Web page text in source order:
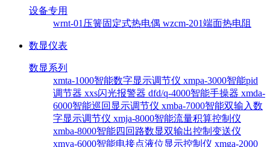
设备专用
wrnt-01压簧固定式热电偶 wzcm-201端面热电阻
数显仪表
数显系列
xmta-1000智能数字显示调节仪 xmpa-3000智能pid
调节器 xxs闪光报警器 dfd/q-4000智能手操器 xmda-
6000智能巡回显示调节仪 xmba-7000智能双输入数
字显示调节仪 xmja-8000智能流量积算控制仪
xmba-8000智能四回路数显双输出控制变送仪
xmya-6000智能电接点液位显示控制仪 xmga-2000